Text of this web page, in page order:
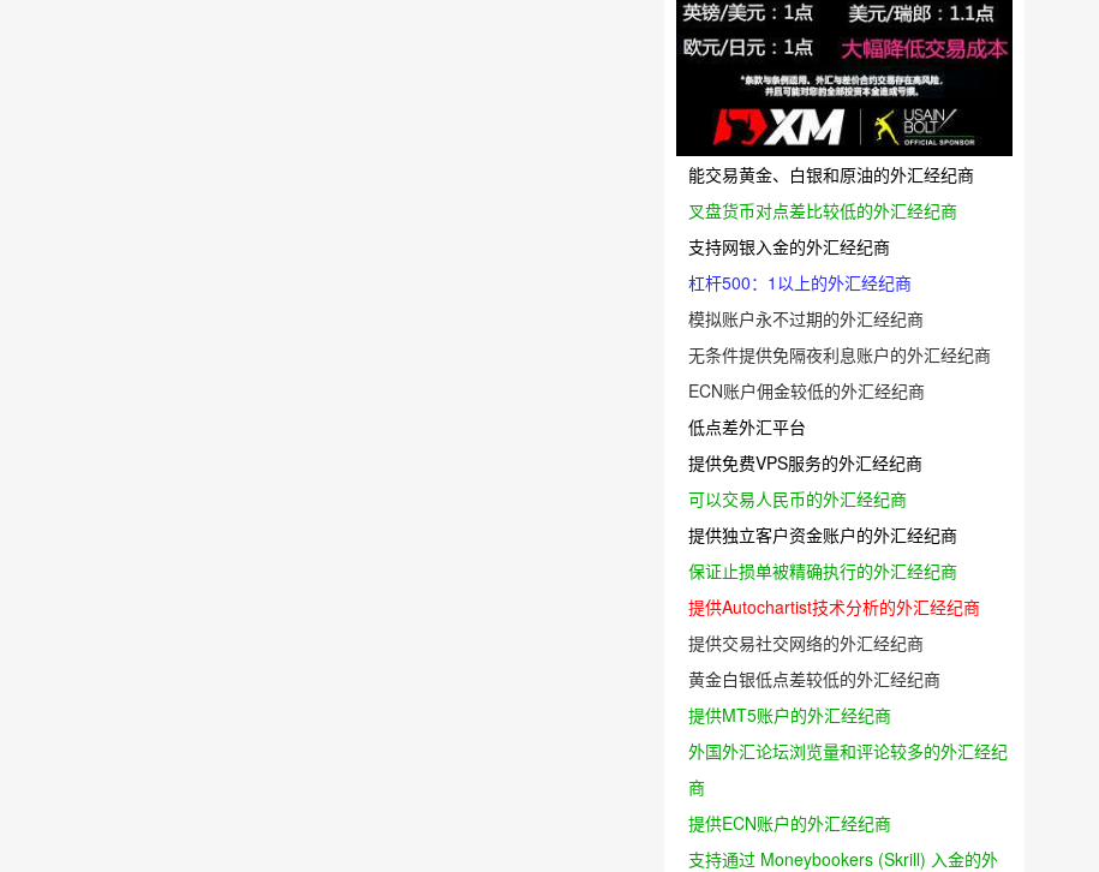
能交易黄金、白银和原油的外汇经纪商
叉盘货币对点差比较低的外汇经纪商
支持网银入金的外汇经纪商
杠杆500：1以上的外汇经纪商
模拟账户永不过期的外汇经纪商
无条件提供免隔夜利息账户的外汇经纪商
ECN账户佣金较低的外汇经纪商
低点差外汇平台
提供免费VPS服务的外汇经纪商
可以交易人民币的外汇经纪商
提供独立客户资金账户的外汇经纪商
保证止损单被精确执行的外汇经纪商
提供Autochartist技术分析的外汇经纪商
提供交易社交网络的外汇经纪商
黄金白银低点差较低的外汇经纪商
提供MT5账户的外汇经纪商
外国外汇论坛浏览量和评论较多的外汇经纪
商
提供ECN账户的外汇经纪商
支持通过 Moneybookers (Skrill) 入金的外